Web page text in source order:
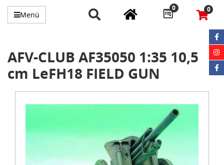
Menü
0 0
AFV-CLUB AF35050 1:35 10,5
cm LeFH18 FIELD GUN